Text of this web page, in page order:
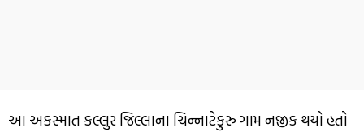
આ અકસ્માત કલ્લુર જિલ્લાના ચિન્નાટેકુરુ ગામ નજીક થયો હતો